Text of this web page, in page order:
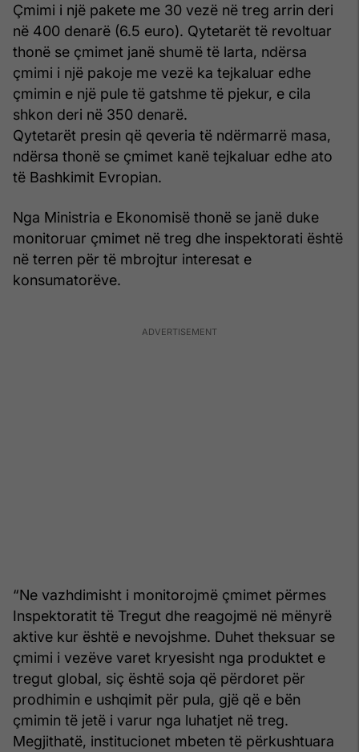
Çmimi i një pakete me 30 vezë në treg arrin deri
në 400 denarë (6.5 euro). Qytetarët të revoltuar
thonë se çmimet janë shumë të larta, ndërsa
çmimi i një pakoje me vezë ka tejkaluar edhe
çmimin e një pule të gatshme të pjekur, e cila
shkon deri në 350 denarë.
Qytetarët presin që qeveria të ndërmarrë masa,
ndërsa thonë se çmimet kanë tejkaluar edhe ato
të Bashkimit Evropian.
Nga Ministria e Ekonomisë thonë se janë duke
monitoruar çmimet në treg dhe inspektorati është
në terren për të mbrojtur interesat e
konsumatorëve.
“Ne vazhdimisht i monitorojmë çmimet përmes
Inspektoratit të Tregut dhe reagojmë në mënyrë
aktive kur është e nevojshme. Duhet theksuar se
çmimi i vezëve varet kryesisht nga produktet e
tregut global, siç është soja që përdoret për
prodhimin e ushqimit për pula, gjë që e bën
çmimin të jetë i varur nga luhatjet në treg.
Megjithatë, institucionet mbeten të përkushtuara